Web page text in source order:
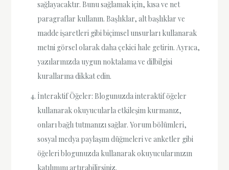
sağlayacaktır. Bunu sağlamak için, kısa ve net
paragraflar kullanın. Başlıklar, alt başlıklar ve
madde işaretleri gibi biçimsel unsurları kullanarak
metni görsel olarak daha çekici hale getirin. Ayrıca,
yazılarınızda uygun noktalama ve dilbilgisi
kurallarına dikkat edin.
İnteraktif Öğeler: Blogunuzda interaktif öğeler
kullanarak okuyucularla etkileşim kurmanız,
onları bağlı tutmanızı sağlar. Yorum bölümleri,
sosyal medya paylaşım düğmeleri ve anketler gibi
öğeleri blogunuzda kullanarak okuyucularınızın
katılımını artırabilirsiniz.